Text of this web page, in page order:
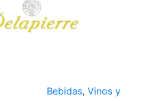
Bebidas,Vinos y